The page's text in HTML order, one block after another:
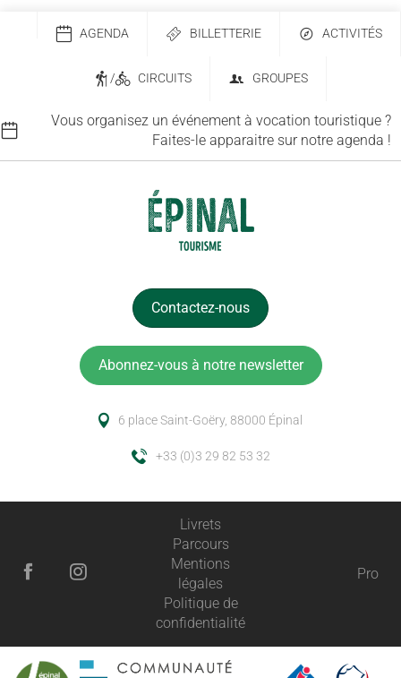
AGENDA BILLETTERIE ACTIVITÉS
/ CIRCUITS GROUPES
Vous organisez un événement à vocation touristique ?
Faites-le apparaitre sur notre agenda !
Contactez-nous
Abonnez-vous à notre newsletter
6 place Saint-Goëry, 88000 Épinal
+33 (0)3 29 82 53 32
Livrets
Parcours
Mentions
légales
Politique de
confidentialité
Pro